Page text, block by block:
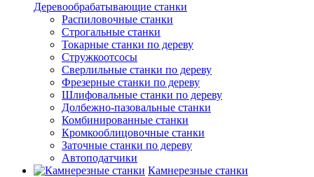
Деревообрабатывающие станки
Распиловочные станки
Строгальные станки
Токарные станки по дереву
Стружкоотсосы
Сверлильные станки по дереву
Фрезерные станки по дереву
Шлифовальные станки по дереву
Долбежно-пазовальные станки
Комбинированные станки
Кромкооблицовочные станки
Заточные станки по дереву
Автоподатчики
Камнерезные станки